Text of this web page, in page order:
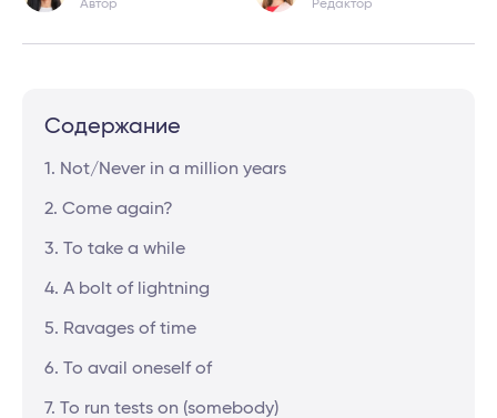
Автор Редактор
Содержание
1. Not/Never in a million years
2. Come again?
3. To take a while
4. A bolt of lightning
5. Ravages of time
6. To avail oneself of
7. To run tests on (somebody)